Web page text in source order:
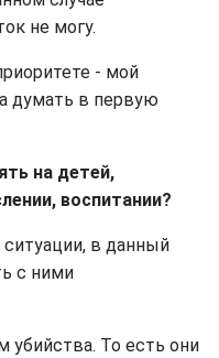
не могу.
- мой
думать в первую
на детей,
воспитании?
в данный
с ними
убийства. То есть они